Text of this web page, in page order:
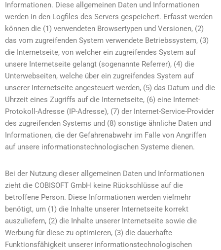
Informationen. Diese allgemeinen Daten und Informationen
werden in den Logfiles des Servers gespeichert. Erfasst werden
können die (1) verwendeten Browsertypen und Versionen, (2)
das vom zugreifenden System verwendete Betriebssystem, (3)
die Internetseite, von welcher ein zugreifendes System auf
unsere Internetseite gelangt (sogenannte Referrer), (4) die
Unterwebseiten, welche über ein zugreifendes System auf
unserer Internetseite angesteuert werden, (5) das Datum und die
Uhrzeit eines Zugriffs auf die Internetseite, (6) eine Internet-
Protokoll-Adresse (IP-Adresse), (7) der Internet-Service-Provider
des zugreifenden Systems und (8) sonstige ähnliche Daten und
Informationen, die der Gefahrenabwehr im Falle von Angriffen
auf unsere informationstechnologischen Systeme dienen.
Bei der Nutzung dieser allgemeinen Daten und Informationen
zieht die COBISOFT GmbH keine Rückschlüsse auf die
betroffene Person. Diese Informationen werden vielmehr
benötigt, um (1) die Inhalte unserer Internetseite korrekt
auszuliefern, (2) die Inhalte unserer Internetseite sowie die
Werbung für diese zu optimieren, (3) die dauerhafte
Funktionsfähigkeit unserer informationstechnologischen